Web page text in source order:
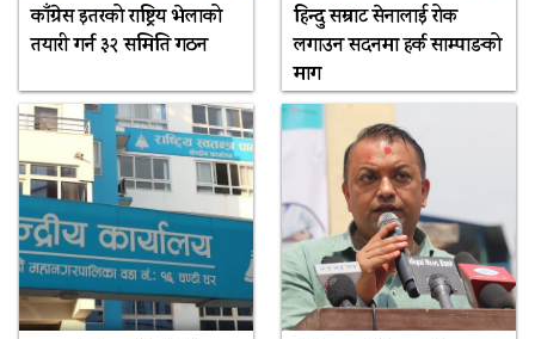
काँग्रेस इतरको राष्ट्रिय भेलाको
तयारी गर्न ३२ समिति गठन
हिन्दु सम्राट सेनालाई रोक
लगाउन सदनमा हर्क साम्पाङको
माग